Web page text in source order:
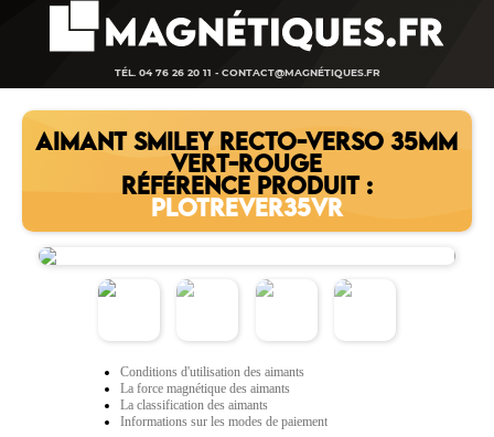
TÉL. 04 76 26 20 11 - CONTACT@MAGNÉTIQUES.FR
AIMANT SMILEY RECTO-VERSO 35MM
VERT-ROUGE
RÉFÉRENCE PRODUIT :
PLOTREVER35VR
Conditions d'utilisation des aimants
La force magnétique des aimants
La classification des aimants
Informations sur les modes de paiement